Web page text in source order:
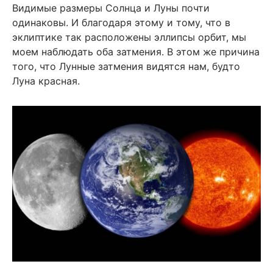
Видимые размеры Солнца и Луны почти
одинаковы. И благодаря этому и тому, что в
эклиптике так расположены эллипсы орбит, мы
моем наблюдать оба затмения. В этом же причина
того, что Лунные затмения видятся нам, будто
Луна красная.